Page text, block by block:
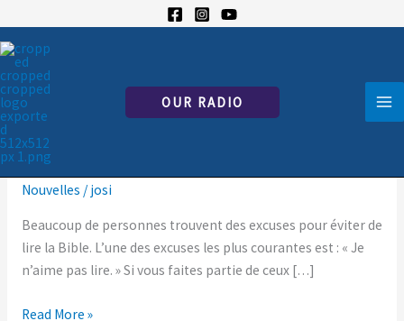
to
content
OUR RADIO
La lettre au Colossiens : Ce livre que
même les paresseux peuvent lire
Nouvelles / josi
Beaucoup de personnes trouvent des excuses pour éviter de
lire la Bible. L’une des excuses les plus courantes est : « Je
n’aime pas lire. » Si vous faites partie de ceux […]
La
lettre
Colossiens :
Ce
livre
que
même
les
peuvent
Read More »